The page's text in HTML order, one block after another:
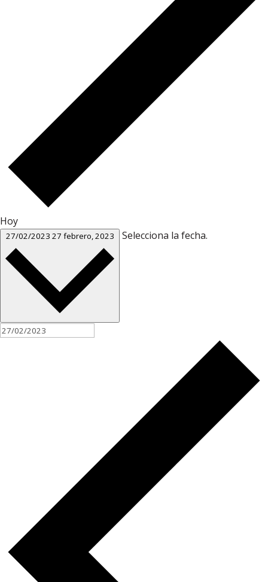
Hoy
27/02/2023 27 febrero, 2023 Selecciona la fecha.